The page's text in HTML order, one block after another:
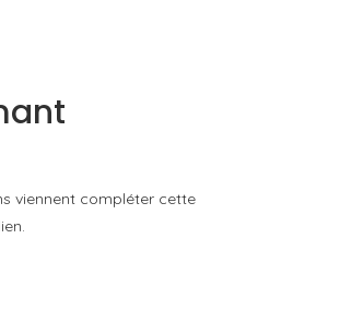
viennent compléter cette